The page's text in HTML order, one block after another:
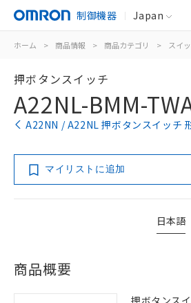
制御機器 Japan
ホーム > 商品情報 > 商品カテゴリ > スイ
押ボタンスイッチ
A22NL-BMM-
A22NN / A22NL 押ボタンスイッチ
マイリストに追加
日本語
商品概要
押ボタンス